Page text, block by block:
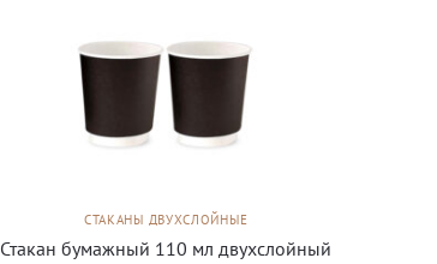
СТАКАНЫ ДВУХСЛОЙНЫЕ
Стакан бумажный 110 мл двухслойный